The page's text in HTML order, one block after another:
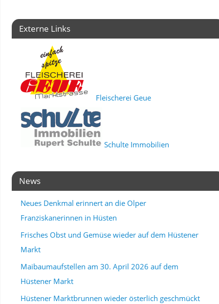
Externe Links
Fleischerei Geue
Schulte Immobilien
News
Neues Denkmal erinnert an die Olper
Franziskanerinnen in Hüsten
Frisches Obst und Gemüse wieder auf dem Hüstener
Markt
Maibaumaufstellen am 30. April 2026 auf dem
Hüstener Markt
Hüstener Marktbrunnen wieder österlich geschmückt